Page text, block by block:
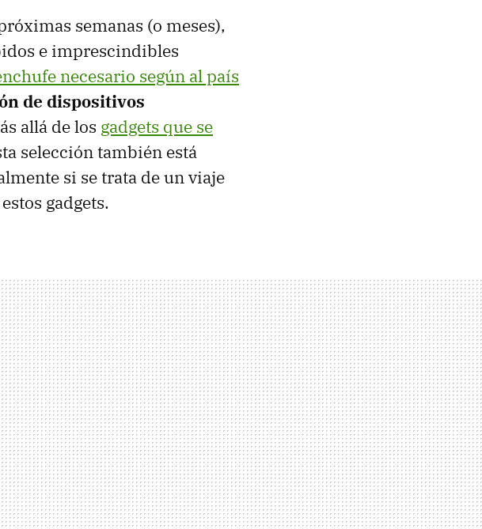
semanas (o meses),
e imprescindibles
necesario según al país
de dispositivos
allá de los gadgets que se
selección también está
si se trata de un viaje
gadgets.